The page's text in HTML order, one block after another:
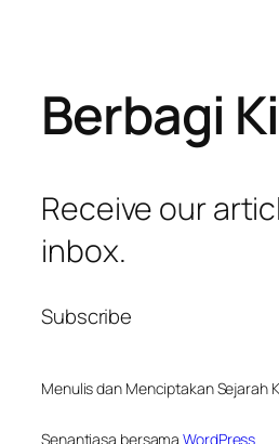
Berbagi
Receive our
inbox.
Subscribe
Menulis dan Menciptakan Sejarah
Senantiasa bersamaWordPress